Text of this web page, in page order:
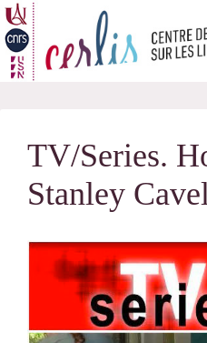
Passer
au
contenu
TV/Series.
Stanley